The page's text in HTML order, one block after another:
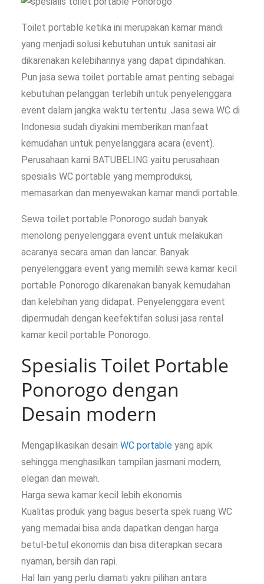
Toilet portable ketika ini merupakan kamar mandi
yang menjadi solusi kebutuhan untuk sanitasi air
dikarenakan kelebihannya yang dapat dipindahkan.
Pun jasa sewa toilet portable amat penting sebagai
kebutuhan pelanggan terlebih untuk penyelenggara
event dalam jangka waktu tertentu. Jasa sewa WC di
Indonesia sudah diyakini memberikan manfaat
kemudahan untuk penyelanggara acara (event).
Perusahaan kami BATUBELING yaitu perusahaan
spesialis WC portable yang memproduksi,
memasarkan dan menyewakan kamar mandi portable.
Sewa toilet portable Ponorogo sudah banyak
menolong penyelenggara event untuk melakukan
acaranya secara aman dan lancar. Banyak
penyelenggara event yang memilih sewa kamar kecil
portable Ponorogo dikarenakan banyak kemudahan
dan kelebihan yang didapat. Penyelenggara event
dipermudah dengan keefektifan solusi jasa rental
kamar kecil portable Ponorogo.
Spesialis Toilet Portable
Ponorogo dengan
Desain modern
Mengaplikasikan desain WC portable yang apik
sehingga menghasilkan tampilan jasmani modern,
elegan dan mewah.
Harga sewa kamar kecil lebih ekonomis
Kualitas produk yang bagus beserta spek ruang WC
yang memadai bisa anda dapatkan dengan harga
betul-betul ekonomis dan bisa diterapkan secara
nyaman, bersih dan rapi.
Hal lain yang perlu diamati yakni pilihan antara